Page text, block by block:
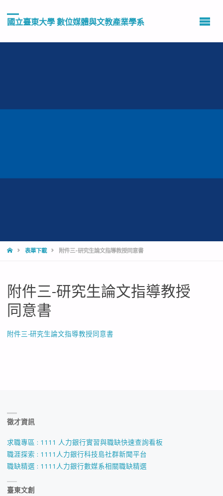
國立臺東大學 數位媒體與文教產業學系
HOME表單下載 附件三-研究生論文指導教授同意書
附件三-研究生論文指導教授
同意書
附件三-研究生論文指導教授同意書
徵才資訊
求職專區 : 1111 人力銀行實習與職缺快速查詢看板
職涯探索 : 1111人力銀行科技島社群新聞平台
職缺精選 : 1111人力銀行數媒系相關職缺精選
臺東文創